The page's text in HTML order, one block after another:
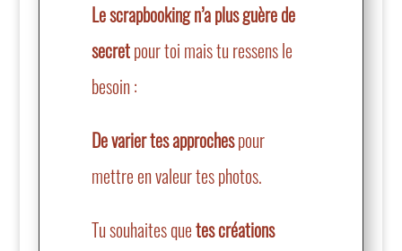
Le scrapbooking n’a plus guère de
secretpour toi mais tu ressens le
besoin :
De varier tes approchespour
mettre en valeur tes photos.
Tu souhaites quetes créations